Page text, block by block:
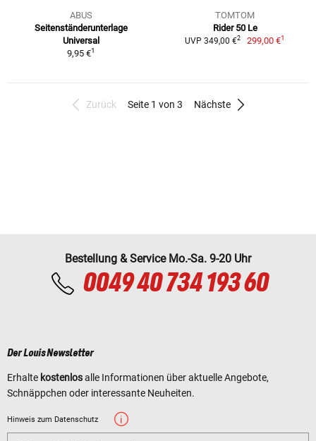
ABUS
Seitenständerunterlage
Universal
9,95 €1
TOMTOM
Rider 50 Le
UVP 349,00 €2 299,00 €1
Zurück Seite 1 von 3 Nächste
Bestellung & Service Mo.-Sa. 9-20 Uhr
0049 40 734 193 60
Der Louis Newsletter
Erhalte kostenlosalle Informationen über aktuelle Angebote,
Schnäppchen oder interessante Neuheiten.
Hinweis zum Datenschutz